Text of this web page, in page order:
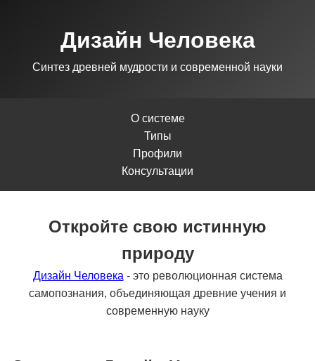
Дизайн Человека
Синтез древней мудрости и современной науки
О системе
Типы
Профили
Консультации
Откройте свою истинную
природу
Дизайн Человека - это революционная система
самопознания, объединяющая древние учения и
современную науку